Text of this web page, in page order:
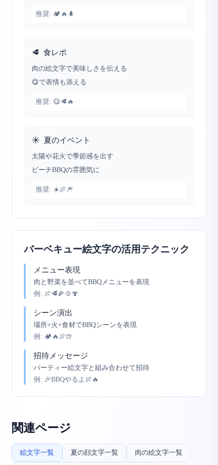
推奨: 🏕️🔥🌲
🥩 食レポ
肉の絵文字で美味しさを伝える
😋で表情も添える
推奨: 😋🥩🔥
☀️ 夏のイベント
太陽や花火で季節感を出す
ビーチBBQの雰囲気に
推奨: ☀️🍖🎆
バーベキュー絵文字の活用テクニック
メニュー表現
肉と野菜を並べてBBQメニューを表現
例: 🍖🥩🌽🫑🍄
シーン演出
場所+火+食材でBBQシーンを表現
例: 🏕️🔥🍖🍺
招待メッセージ
パーティー絵文字と組み合わせて招待
例: 🎉BBQやるよ🍖🔥
関連ページ
絵文字一覧 夏の顔文字一覧 肉の絵文字一覧